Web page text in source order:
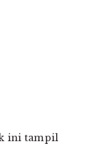
ini tampil